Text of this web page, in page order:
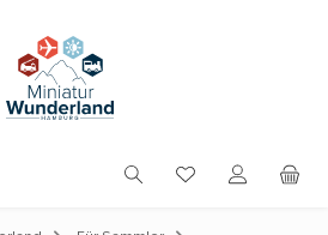
Du hast 0